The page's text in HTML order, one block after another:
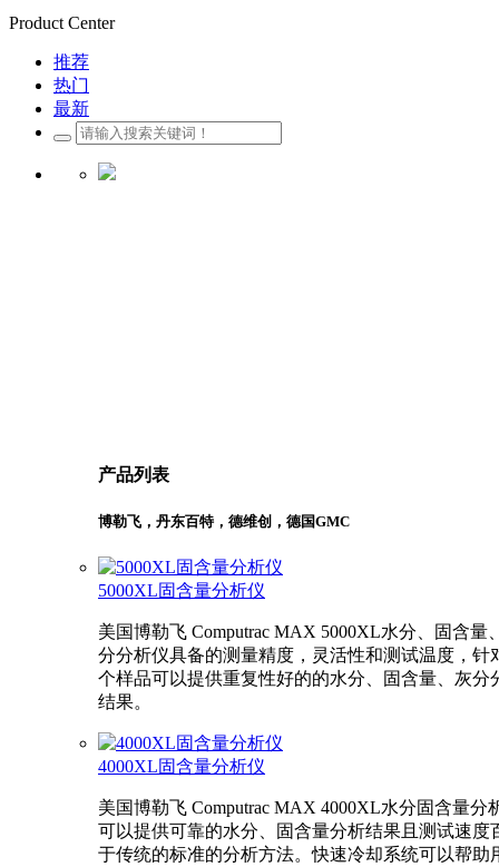
Product Center
推荐
热门
最新
产品列表
博勒飞，丹东百特，德维创，德国GMC
5000XL固含量分析仪
美国博勒飞 Computrac MAX 5000XL水分、固含量
分分析仪具备的测量精度，灵活性和测试温度，针
个样品可以提供重复性好的的水分、固含量、灰分
结果。
4000XL固含量分析仪
美国博勒飞 Computrac MAX 4000XL水分固含量分
可以提供可靠的水分、固含量分析结果且测试速度
于传统的标准的分析方法。快速冷却系统可以帮助